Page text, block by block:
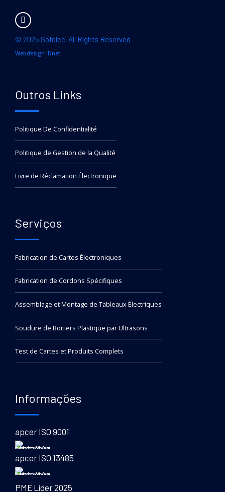
© 2025 Sofelec. All Rights Reserved
Webdesign IDnet
Outros Links
Politique De Confidentialité
Politique de Gestion de la Qualité
Livre de Réclamation Électronique
Serviços
Fabrication de Cartes Électroniques
Fabrication de Cordons Spécifiques
Assemblage et Montage de Tableaux Électriques
Soudure de Boitiers Plastique par Ultrasons
Test de Cartes et Produits Complets
Informações
apcer ISO 9001
apcer ISO 13485
PME Líder 2025